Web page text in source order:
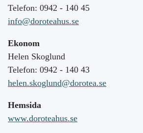
Telefon: 0942 - 140 45
info@doroteahus.se
Ekonom
Helen Skoglund
Telefon: 0942 - 140 43
helen.skoglund@dorotea.se
Hemsida
www.doroteahus.se